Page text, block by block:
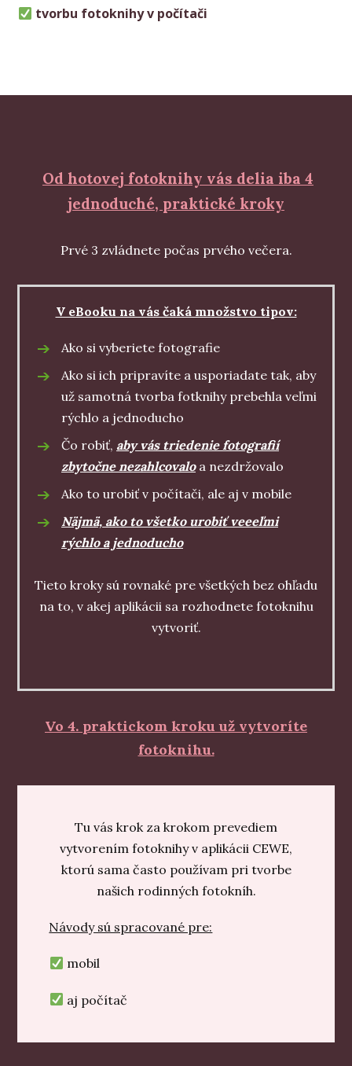
tvorbu fotoknihy v počítači
Od hotovej fotoknihy vás delia iba 4
jednoduché, praktické kroky
Prvé 3 zvládnete počas prvého večera.
V eBooku na vás čaká množstvo tipov:
Ako si vyberiete fotografie
Ako si ich pripravíte a usporiadate tak, aby
už samotná tvorba fotknihy prebehla veľmi
rýchlo a jednoducho
Čo robiť, aby vás triedenie fotografií
zbytočne nezahlcovaloa nezdržovalo
Ako to urobiť v počítači, ale aj v mobile
Näjmä, ako to všetko urobiť veeeľmi
rýchlo a jednoducho
Tieto kroky sú rovnaké pre všetkých bez ohľadu
na to, v akej aplikácii sa rozhodnete fotoknihu
vytvoriť.
Vo 4. praktickom kroku už vytvoríte
fotoknihu.
Tu vás krok za krokom prevediem
vytvorením fotoknihy v aplikácii CEWE,
ktorú sama často používam pri tvorbe
našich rodinných fotokníh.
Návody sú spracované pre:
mobil
aj počítač